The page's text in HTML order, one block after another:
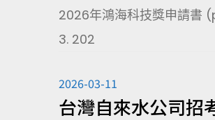
2026年鴻海科技獎申請書
3. 202
2026-03-11
台灣自來水公司招